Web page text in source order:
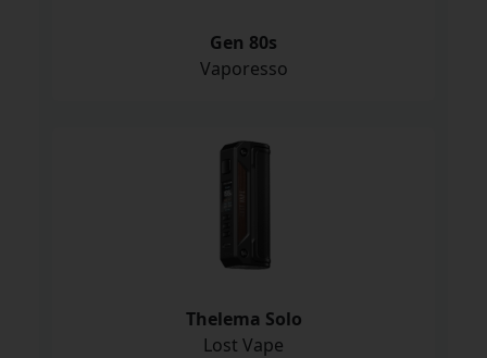
Gen 80s
Vaporesso
Thelema Solo
Lost Vape